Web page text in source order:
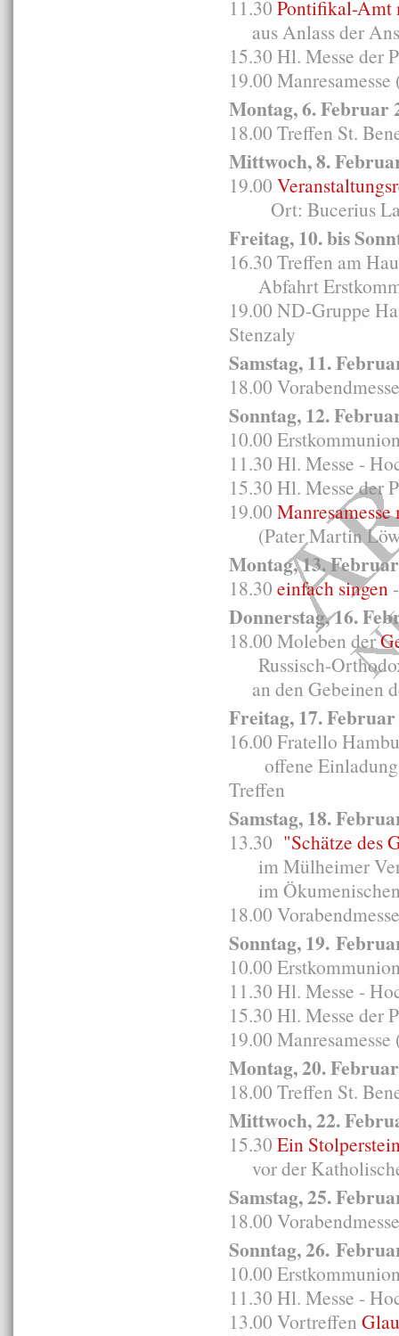
11.30 Pontifikal-Amt
aus Anlass der
15.30 Hl. Messe der
19.00
Montag, 6. Februar
18.00 Treffen St.
Mittwoch, 8.
19.00
Ort: Bucerius
Freitag, 10. bis
16.30 Treffen am
Abfahrt
19.00 ND-Gruppe
Stenzaly
Samstag, 11.
18.00
Sonntag, 12.
10.00
11.30 Hl. Messe -
15.30 Hl. Messe der
19.00
(Pater Martin
Montag, 13.
18.30 einfach singen
Donnerstag, 16.
18.00 Moleben der
Russisch-
an den Gebeinen
Freitag, 17. Februar
16.00 Fratello
offene Einladung
Treffen
Samstag, 18.
13.30 "Schätze des
im Mülheimer
im
18.00
Sonntag, 19.
10.00
11.30 Hl. Messe -
15.30 Hl. Messe der
19.00
Montag, 20.
18.00 Treffen St.
Mittwoch, 22.
15.30 Ein
vor der
Samstag, 25.
18.00
Sonntag, 26.
10.00
11.30 Hl. Messe -
13.00 Vortreffen